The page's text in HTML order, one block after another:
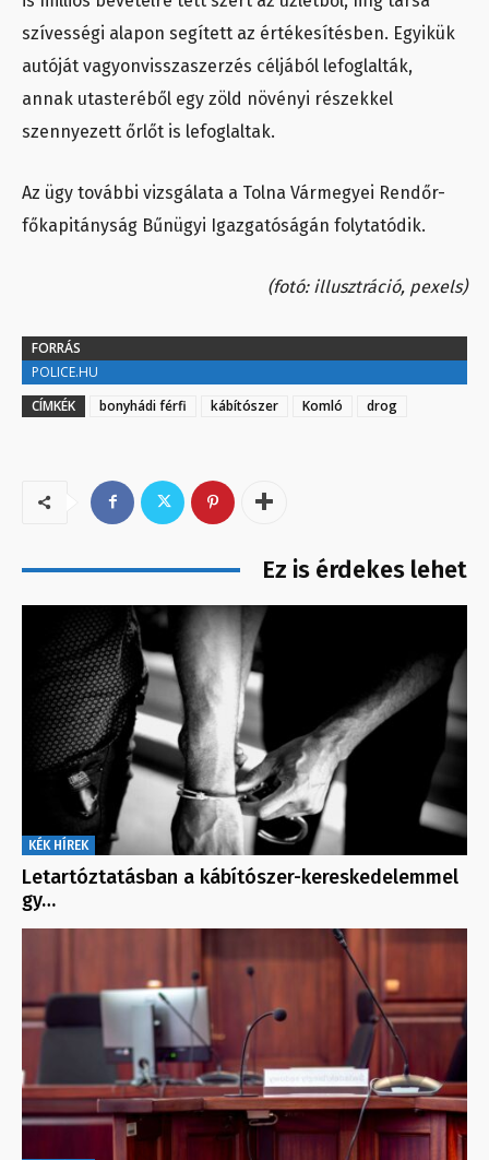
szívességi alapon segített az értékesítésben. Egyikük
autóját vagyonvisszaszerzés céljából lefoglalták,
annak utasteréből egy zöld növényi részekkel
szennyezett őrlőt is lefoglaltak.
Az ügy további vizsgálata a Tolna Vármegyei Rendőr-
főkapitányság Bűnügyi Igazgatóságán folytatódik.
(fotó: illusztráció, pexels)
FORRÁS
POLICE.HU
CÍMKÉK
bonyhádi férfi kábítószer Komló drog
Ez is érdekes lehet
KÉK HÍREK
Letartóztatásban a kábítószer-kereskedelemmel
gy…